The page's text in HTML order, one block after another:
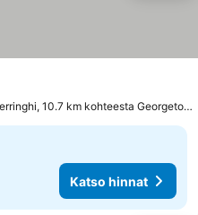
10.7 km kohteesta Georgetown
Katso hinnat